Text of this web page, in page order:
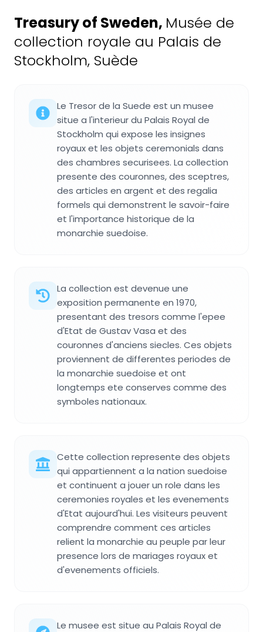
Treasury of Sweden, Musée de
collection royale au Palais de
Stockholm, Suède
Le Tresor de la Suede est un musee
situe a l'interieur du Palais Royal de
Stockholm qui expose les insignes
royaux et les objets ceremonials dans
des chambres securisees. La collection
presente des couronnes, des sceptres,
des articles en argent et des regalia
formels qui demonstrent le savoir-faire
et l'importance historique de la
monarchie suedoise.
La collection est devenue une
exposition permanente en 1970,
presentant des tresors comme l'epee
d'Etat de Gustav Vasa et des
couronnes d'anciens siecles. Ces objets
proviennent de differentes periodes de
la monarchie suedoise et ont
longtemps ete conserves comme des
symboles nationaux.
Cette collection represente des objets
qui appartiennent a la nation suedoise
et continuent a jouer un role dans les
ceremonies royales et les evenements
d'Etat aujourd'hui. Les visiteurs peuvent
comprendre comment ces articles
relient la monarchie au peuple par leur
presence lors de mariages royaux et
d'evenements officiels.
Le musee est situe au Palais Royal de